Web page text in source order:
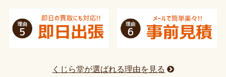
くじら堂が選ばれる理由を見る